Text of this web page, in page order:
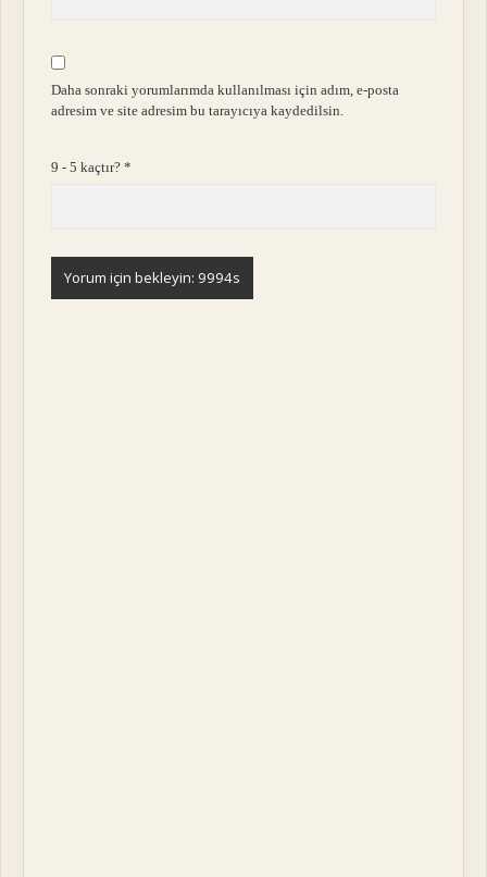
Daha sonraki yorumlarımda kullanılması için adım, e-posta
adresim ve site adresim bu tarayıcıya kaydedilsin.
9 - 5 kaçtır?*